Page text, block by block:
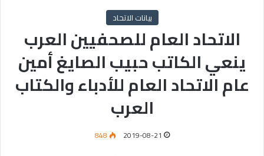
بيانات الاتحاد
الاتحاد العام للصحفيين العرب
ينعي الكاتب حبيب الصايغ أمين
عام الاتحاد العام للأدباء والكتاب
العرب
2019-08-21
848